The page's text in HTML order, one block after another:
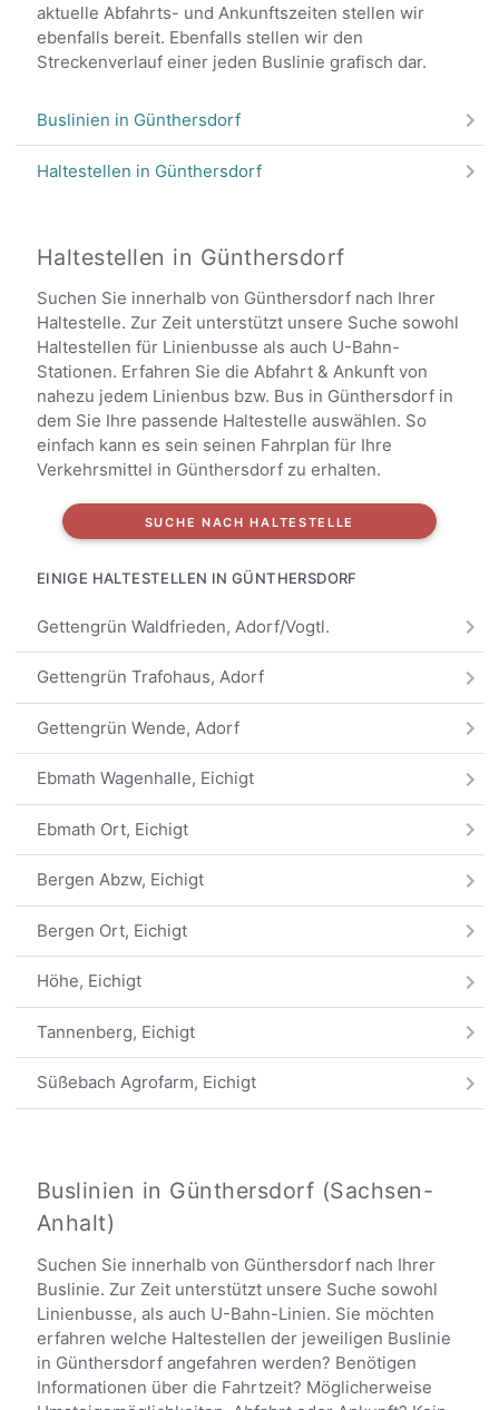
aktuelle Abfahrts- und Ankunftszeiten stellen wir
ebenfalls bereit. Ebenfalls stellen wir den
Streckenverlauf einer jeden Buslinie grafisch dar.
Buslinien in Günthersdorf
Haltestellen in Günthersdorf
Haltestellen in Günthersdorf
Suchen Sie innerhalb von Günthersdorf nach Ihrer
Haltestelle. Zur Zeit unterstützt unsere Suche sowohl
Haltestellen für Linienbusse als auch U-Bahn-
Stationen. Erfahren Sie die Abfahrt & Ankunft von
nahezu jedem Linienbus bzw. Bus in Günthersdorf in
dem Sie Ihre passende Haltestelle auswählen. So
einfach kann es sein seinen Fahrplan für Ihre
Verkehrsmittel in Günthersdorf zu erhalten.
SUCHE NACH HALTESTELLE
EINIGE HALTESTELLEN IN GÜNTHERSDORF
Gettengrün Waldfrieden, Adorf/Vogtl.
Gettengrün Trafohaus, Adorf
Gettengrün Wende, Adorf
Ebmath Wagenhalle, Eichigt
Ebmath Ort, Eichigt
Bergen Abzw, Eichigt
Bergen Ort, Eichigt
Höhe, Eichigt
Tannenberg, Eichigt
Süßebach Agrofarm, Eichigt
Warte, Eichigt
Alle Haltestellen
Buslinien in Günthersdorf (Sachsen-
Anhalt)
Suchen Sie innerhalb von Günthersdorf nach Ihrer
Buslinie. Zur Zeit unterstützt unsere Suche sowohl
Linienbusse, als auch U-Bahn-Linien. Sie möchten
erfahren welche Haltestellen der jeweiligen Buslinie
in Günthersdorf angefahren werden? Benötigen
Informationen über die Fahrtzeit? Möglicherweise